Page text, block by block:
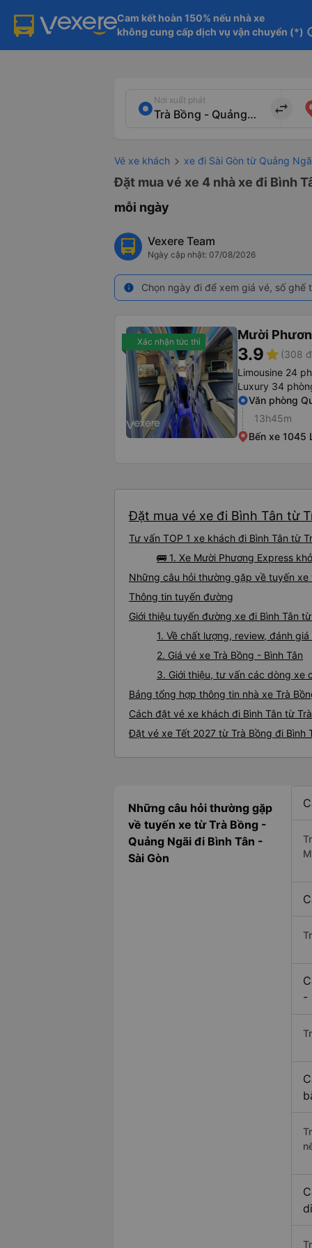
Cam kết hoàn 150% nếu nhà xe
không cung cấp dịch vụ vận chuyển (*)
Nơi xuất phát
import_export
Vé xe khách xe đi Sài Gòn từ Quảng
Đặt mua vé xe 4 nhà xe đi Bình
mỗi ngày
Vexere Team
Ngày cập nhật: 07/08/2026
info Chọn ngày đi để xem giá vé, số
Xác nhận tức thì Mười
3.9star (308
Limousine 24
Luxury 34
Văn phòng
13h45m
Bến xe 1045
Đặt mua vé xe đi Bình Tân từ
Tư vấn TOP 1 xe khách đi Bình Tân từ
🚌 1. Xe Mười Phương Express
Những câu hỏi thường gặp về tuyến xe
Thông tin tuyến đường
Giới thiệu tuyến đường xe đi Bình Tân
1. Về chất lượng, review, đánh
2. Giá vé xe Trà Bồng - Bình Tân
3. Giới thiệu, tư vấn các dòng xe
Bảng tổng hợp thông tin nhà xe Trà
Cách đặt vé xe khách đi Bình Tân từ
Đặt vé xe Tết 2027 từ Trà Bồng đi Bình
Những câu hỏi thường gặp
về tuyến xe từ Trà Bồng -
Quảng Ngãi đi Bình Tân -
Sài Gòn
-